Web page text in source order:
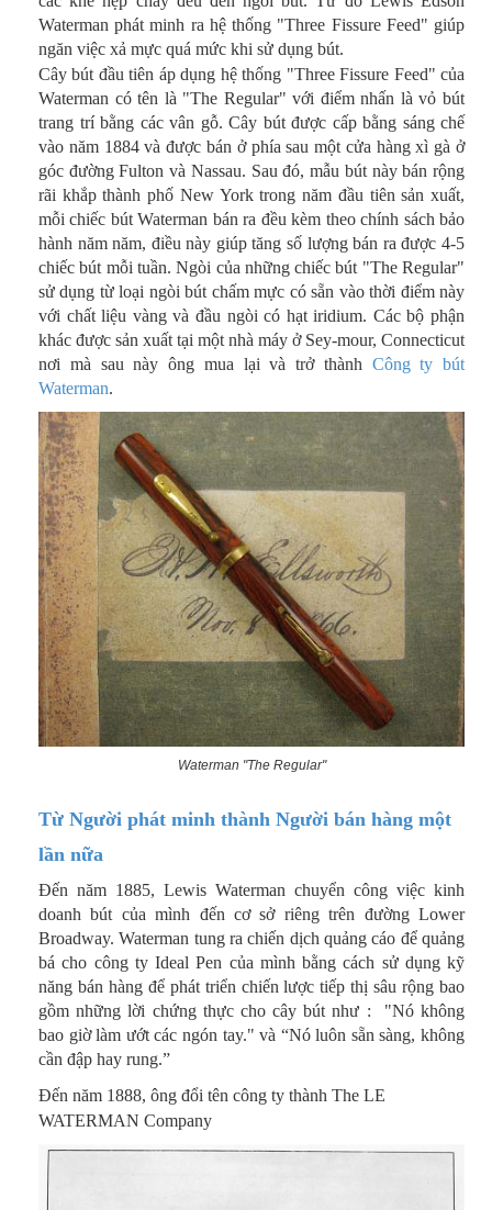
Waterman phát minh ra hệ thống "Three Fissure Feed" giúp
ngăn việc xả mực quá mức khi sử dụng bút.
Cây bút đầu tiên áp dụng hệ thống "Three Fissure Feed" của
Waterman có tên là "The Regular" với điểm nhấn là vỏ bút
trang trí bằng các vân gỗ. Cây bút được cấp bằng sáng chế
vào năm 1884 và được bán ở phía sau một cửa hàng xì gà ở
góc đường Fulton và Nassau. Sau đó, mẫu bút này bán rộng
rãi khắp thành phố New York trong năm đầu tiên sản xuất,
mỗi chiếc bút Waterman bán ra đều kèm theo chính sách bảo
hành năm năm, điều này giúp tăng số lượng bán ra được 4-5
chiếc bút mỗi tuần. Ngòi của những chiếc bút "The Regular"
sử dụng từ loại ngòi bút chấm mực có sẵn vào thời điểm này
với chất liệu vàng và đầu ngòi có hạt iridium. Các bộ phận
khác được sản xuất tại một nhà máy ở Sey-mour, Connecticut
nơi mà sau này ông mua lại và trở thành Công ty bút
Waterman.
Waterman "The Regular"
Từ Người phát minh thành Người bán hàng một
lần nữa
Đến năm 1885, Lewis Waterman chuyển công việc kinh
doanh bút của mình đến cơ sở riêng trên đường Lower
Broadway. Waterman tung ra chiến dịch quảng cáo để quảng
bá cho công ty Ideal Pen của mình bằng cách sử dụng kỹ
năng bán hàng để phát triển chiến lược tiếp thị sâu rộng bao
gồm những lời chứng thực cho cây bút như : "Nó không
bao giờ làm ướt các ngón tay." và “Nó luôn sẵn sàng, không
cần đập hay rung.”
Đến năm 1888, ông đổi tên công ty thành The LE
WATERMAN Company